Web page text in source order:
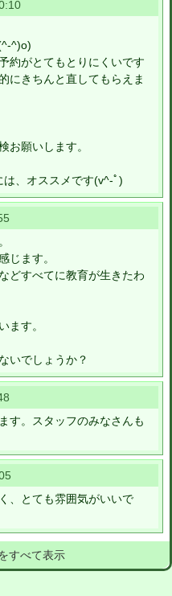
^)o)
約がとてもとりにくいです
にきちんと直してもらえま
お願いします。
は、オススメです(v^-ﾟ)
じます。
どすべてに教育が生きたわ
ます。
いでしょうか？
す。スタッフのみなさんも
、とても雰囲気がいいで
すべて表示